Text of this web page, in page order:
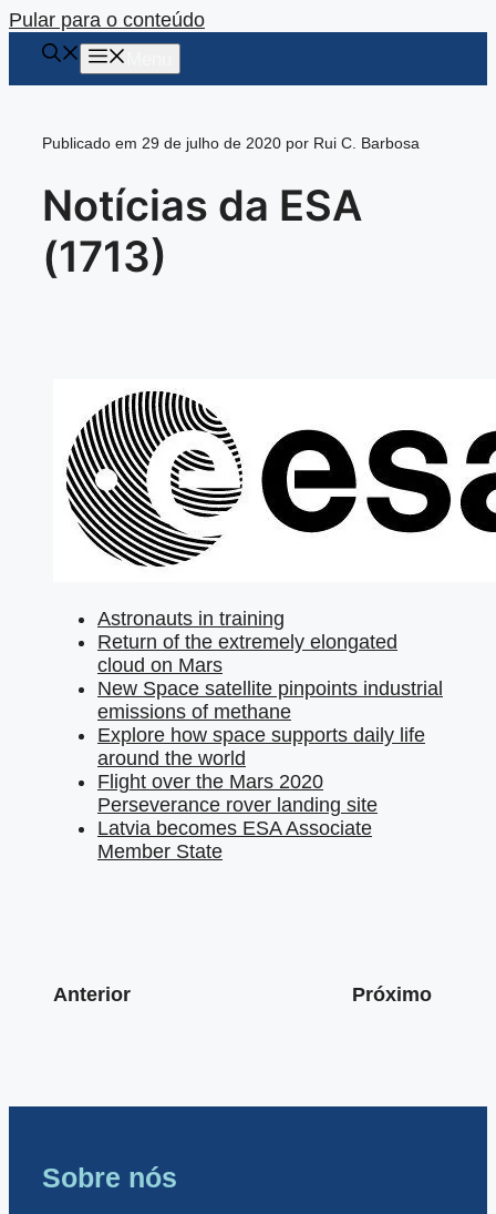
Pular para o conteúdo
Publicado em 29 de julho de 2020 por Rui C. Barbosa
Notícias da ESA
(1713)
Astronauts in training
Return of the extremely elongated
cloud on Mars
New Space satellite pinpoints industrial
emissions of methane
Explore how space supports daily life
around the world
Flight over the Mars 2020
Perseverance rover landing site
Latvia becomes ESA Associate
Member State
Anterior Próximo
Sobre nós